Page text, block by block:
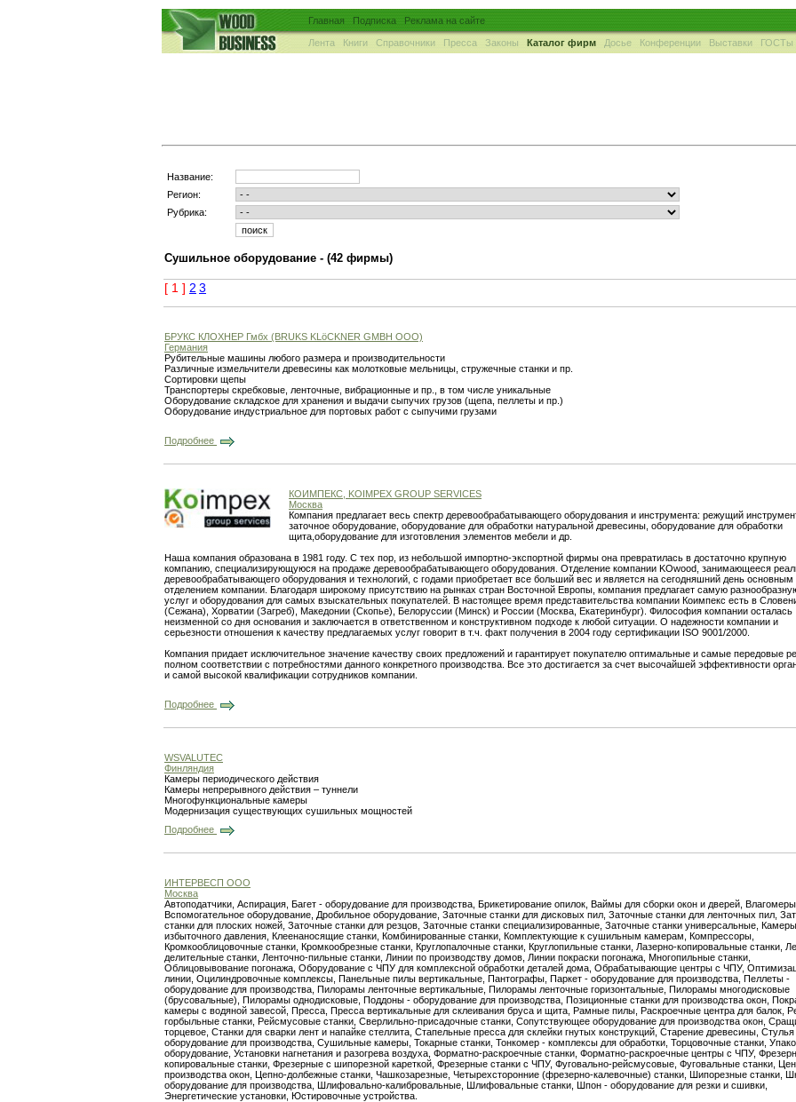
Главная Подписка Реклама на сайте
Лента Книги Справочники Пресса Законы Каталог фирм Досье Конференции Выставки ГОСТы
Название:
Регион:
Рубрика:
Сушильное оборудование - (42 фирмы)
[ 1 ] 2 3
БРУКС КЛОХНЕР Гмбх (BRUKS KLöCKNER GMBH ООО)
Германия
Рубительные машины любого размера и производительности
Различные измельчители древесины как молотковые мельницы, стружечные станки и пр.
Сортировки щепы
Транспортеры скребковые, ленточные, вибрационные и пр., в том числе уникальные
Оборудование складское для хранения и выдачи сыпучих грузов (щепа, пеллеты и пр.)
Оборудование индустриальное для портовых работ с сыпучими грузами
Подробнее
КОИМПЕКС, KOIMPEX GROUP SERVICES
Москва
Компания предлагает весь спектр деревообрабатывающего оборудования и инструмента: режущий
заточное оборудование, оборудование для обработки натуральной древесины, оборудование для обработки
щита,оборудование для изготовления элементов мебели и др.
Наша компания образована в 1981 году. С тех пор, из небольшой импортно-экспортной фирмы она превратилась в достаточно крупную
компанию, специализирующуюся на продаже деревообрабатывающего оборудования. Отделение компании KOwood, занимающееся
деревообрабатывающего оборудования и технологий, с годами приобретает все больший вес и является на сегодняшний день основным
отделением компании. Благодаря широкому присутствию на рынках стран Восточной Европы, компания предлагает самую
услуг и оборудования для самых взыскательных покупателей. В настоящее время представительства компании Коимпекс есть в
(Сежана), Хорватии (Загреб), Македонии (Скопье), Белоруссии (Минск) и России (Москва, Екатеринбург). Философия компании осталась
неизменной со дня основания и заключается в ответственном и конструктивном подходе к любой ситуации. О надежности компании и
серьезности отношения к качеству предлагаемых услуг говорит в т.ч. факт получения в 2004 году сертификации ISO 9001/2000.
Компания придает исключительное значение качеству своих предложений и гарантирует покупателю оптимальные и самые передовые
полном соответствии с потребностями данного конкретного производства. Все это достигается за счет высочайшей эффективности
и самой высокой квалификации сотрудников компании.
Подробнее
WSVALUTEC
Финляндия
Камеры периодического действия
Камеры непрерывного действия – туннели
Многофункциональные камеры
Модернизация существующих сушильных мощностей
Подробнее
ИНТЕРВЕСП ООО
Москва
Автоподатчики, Аспирация, Багет - оборудование для производства, Брикетирование опилок, Ваймы для сборки окон и дверей, Влагомеры,
Вспомогательное оборудование, Дробильное оборудование, Заточные станки для дисковых пил, Заточные станки для ленточных пил,
станки для плоских ножей, Заточные станки для резцов, Заточные станки специализированные, Заточные станки универсальные, Камеры
избыточного давления, Клеенаносящие станки, Комбинированные станки, Комплектующие к сушильным камерам, Компрессоры,
Кромкооблицовочные станки, Кромкообрезные станки, Круглопалочные станки, Круглопильные станки, Лазерно-копировальные станки,
делительные станки, Ленточно-пильные станки, Линии по производству домов, Линии покраски погонажа, Многопильные станки,
Облицовывование погонажа, Оборудование с ЧПУ для комплексной обработки деталей дома, Обрабатывающие центры с ЧПУ,
линии, Оцилиндровочные комплексы, Панельные пилы вертикальные, Пантографы, Паркет - оборудование для производства, Пеллеты -
оборудование для производства, Пилорамы ленточные вертикальные, Пилорамы ленточные горизонтальные, Пилорамы многодисковые
(брусовальные), Пилорамы однодисковые, Поддоны - оборудование для производства, Позиционные станки для производства окон,
камеры с водяной завесой, Пресса, Пресса вертикальные для склеивания бруса и щита, Рамные пилы, Раскроечные центра для балок,
горбыльные станки, Рейсмусовые станки, Сверлильно-присадочные станки, Сопутствующее оборудование для производства окон,
торцевое, Станки для сварки лент и напайке стеллита, Стапельные пресса для склейки гнутых конструкций, Старение древесины,
оборудование для производства, Сушильные камеры, Токарные станки, Тонкомер - комплексы для обработки, Торцовочные станки,
оборудование, Установки нагнетания и разогрева воздуха, Форматно-раскроечные станки, Форматно-раскроечные центры с ЧПУ,
копировальные станки, Фрезерные с шипорезной кареткой, Фрезерные станки с ЧПУ, Фуговально-рейсмусовые, Фуговальные станки,
производства окон, Цепно-долбежные станки, Чашкозарезные, Четырехсторонние (фрезерно-калевочные) станки, Шипорезные станки,
оборудование для производства, Шлифовально-калибровальные, Шлифовальные станки, Шпон - оборудование для резки и сшивки,
Энергетические установки, Юстировочные устройства.